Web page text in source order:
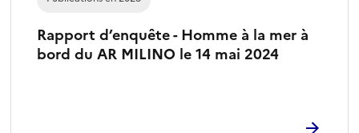
Rapport d’enquête - Homme à la mer à
bord du AR MILINO le 14 mai 2024